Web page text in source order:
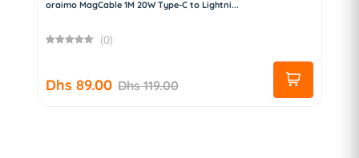
oraimo MagCable 1M 20W Type-C to Lightni...
(0)
Dhs 89.00 Dhs 119.00